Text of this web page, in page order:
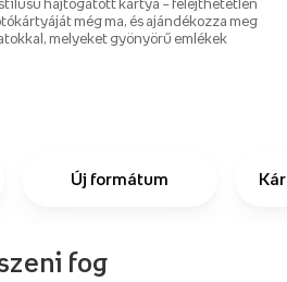
hajtogatott kártya – felejthetetlen
még ma, és ajándékozza meg
melyeket gyönyörű emlékek
Új formátum
fog